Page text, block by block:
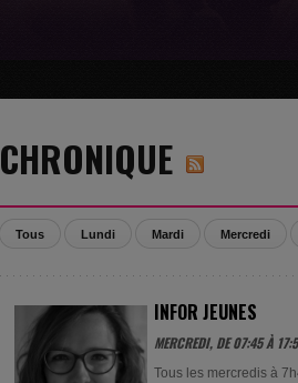
CHRONIQUE
Tous Lundi Mardi Mercredi
INFOR JEUNES
MERCREDI, DE 07:45 À
Tous les mercredis à